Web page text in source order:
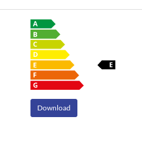
Download